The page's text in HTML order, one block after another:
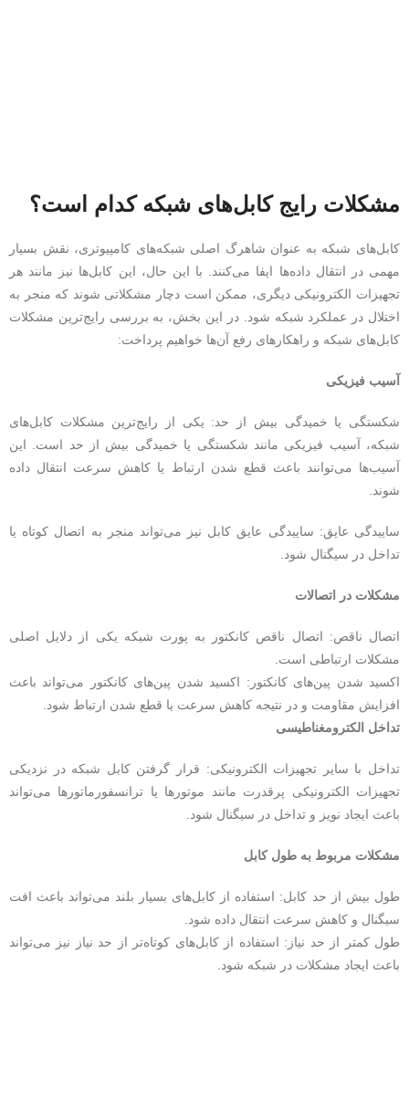
مشکلات رایج کابل‌های شبکه کدام است؟
کابل‌های شبکه به عنوان شاهرگ اصلی شبکه‌های کامپیوتری، نقش بسیار
مهمی در انتقال داده‌ها ایفا می‌کنند. با این حال، این کابل‌ها نیز مانند هر
تجهیزات الکترونیکی دیگری، ممکن است دچار مشکلاتی شوند که منجر به
اختلال در عملکرد شبکه شود. در این بخش، به بررسی رایج‌ترین مشکلات
کابل‌های شبکه و راهکارهای رفع آن‌ها خواهیم پرداخت:
آسیب فیزیکی
شکستگی یا خمیدگی بیش از حد: یکی از رایج‌ترین مشکلات کابل‌های
شبکه، آسیب فیزیکی مانند شکستگی یا خمیدگی بیش از حد است. این
آسیب‌ها می‌توانند باعث قطع شدن ارتباط یا کاهش سرعت انتقال داده
شوند.
ساییدگی عایق: ساییدگی عایق کابل نیز می‌تواند منجر به اتصال کوتاه یا
تداخل در سیگنال شود.
مشکلات در اتصالات
اتصال ناقص: اتصال ناقص کانکتور به پورت شبکه یکی از دلایل اصلی
مشکلات ارتباطی است.
اکسید شدن پین‌های کانکتور: اکسید شدن پین‌های کانکتور می‌تواند باعث
افزایش مقاومت و در نتیجه کاهش سرعت یا قطع شدن ارتباط شود.
تداخل الکترومغناطیسی
تداخل با سایر تجهیزات الکترونیکی: قرار گرفتن کابل شبکه در نزدیکی
تجهیزات الکترونیکی پرقدرت مانند موتورها یا ترانسفورماتورها می‌تواند
باعث ایجاد نویز و تداخل در سیگنال شود.
مشکلات مربوط به طول کابل
طول بیش از حد کابل: استفاده از کابل‌های بسیار بلند می‌تواند باعث افت
سیگنال و کاهش سرعت انتقال داده شود.
طول کمتر از حد نیاز: استفاده از کابل‌های کوتاه‌تر از حد نیاز نیز می‌تواند
باعث ایجاد مشکلات در شبکه شود.